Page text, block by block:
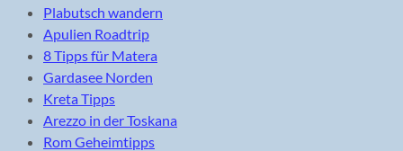
Plabutsch wandern
Apulien Roadtrip
8 Tipps für Matera
Gardasee Norden
Kreta Tipps
Arezzo in der Toskana
Rom Geheimtipps